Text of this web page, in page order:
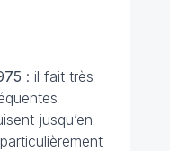
: il fait très
jusqu’en